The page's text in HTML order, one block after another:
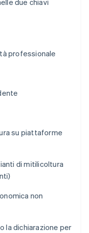
due chiavi
professionale
su piattaforme
di mitilicoltura
non
la dichiarazione per